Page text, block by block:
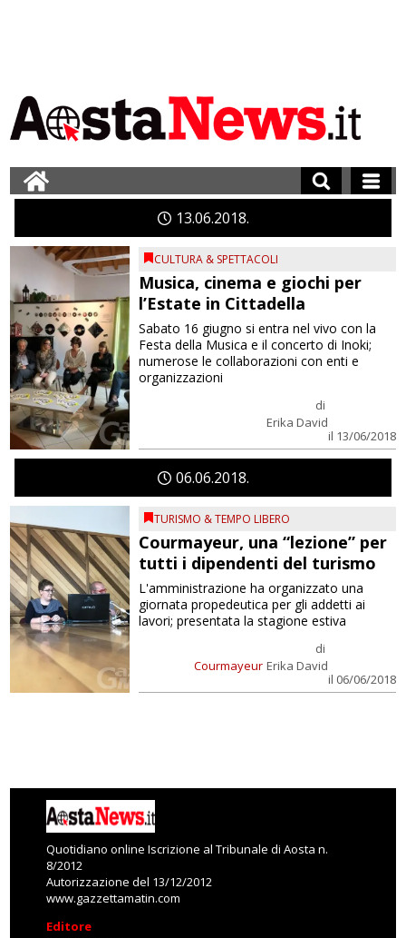
1306 2018
CULTURA & SPETTACOLI
Musica, cinema e giochi per
l’Estate in Cittadella
di
Erika David
il 13/06/2018
Sabato 16 giugno si entra nel vivo con la
Festa della Musica e il concerto di Inoki;
numerose le collaborazioni con enti e
organizzazioni
0606 2018
TURISMO & TEMPO LIBERO
Courmayeur, una “lezione” per
tutti i dipendenti del turismo
Courmayeur
di
Erika David
il 06/06/2018
L'amministrazione ha organizzato una
giornata propedeutica per gli addetti ai
lavori; presentata la stagione estiva
Quotidiano online Iscrizione al Tribunale di Aosta n.
8/2012
Autorizzazione del 13/12/2012
www.gazzettamatin.com
Editore